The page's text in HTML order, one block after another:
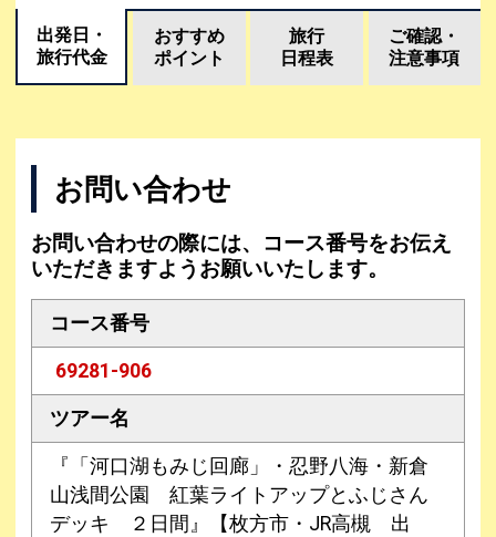
出発日・
旅行代金
おすすめ
ポイント
旅行
日程表
ご確認・
注意事項
お問い合わせ
お問い合わせの際には、コース番号をお伝え
いただきますようお願いいたします。
コース番号
69281-906
ツアー名
『「河口湖もみじ回廊」・忍野八海・新倉
山浅間公園 紅葉ライトアップとふじさん
デッキ ２日間』【枚方市・JR高槻 出